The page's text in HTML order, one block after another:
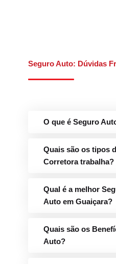
Seguro Auto: Dúvidas
O que é Seguro
Quais são os tipos
Corretora trabalha?
Qual é a melhor
Auto em Guaiçara?
Quais são os
Auto?